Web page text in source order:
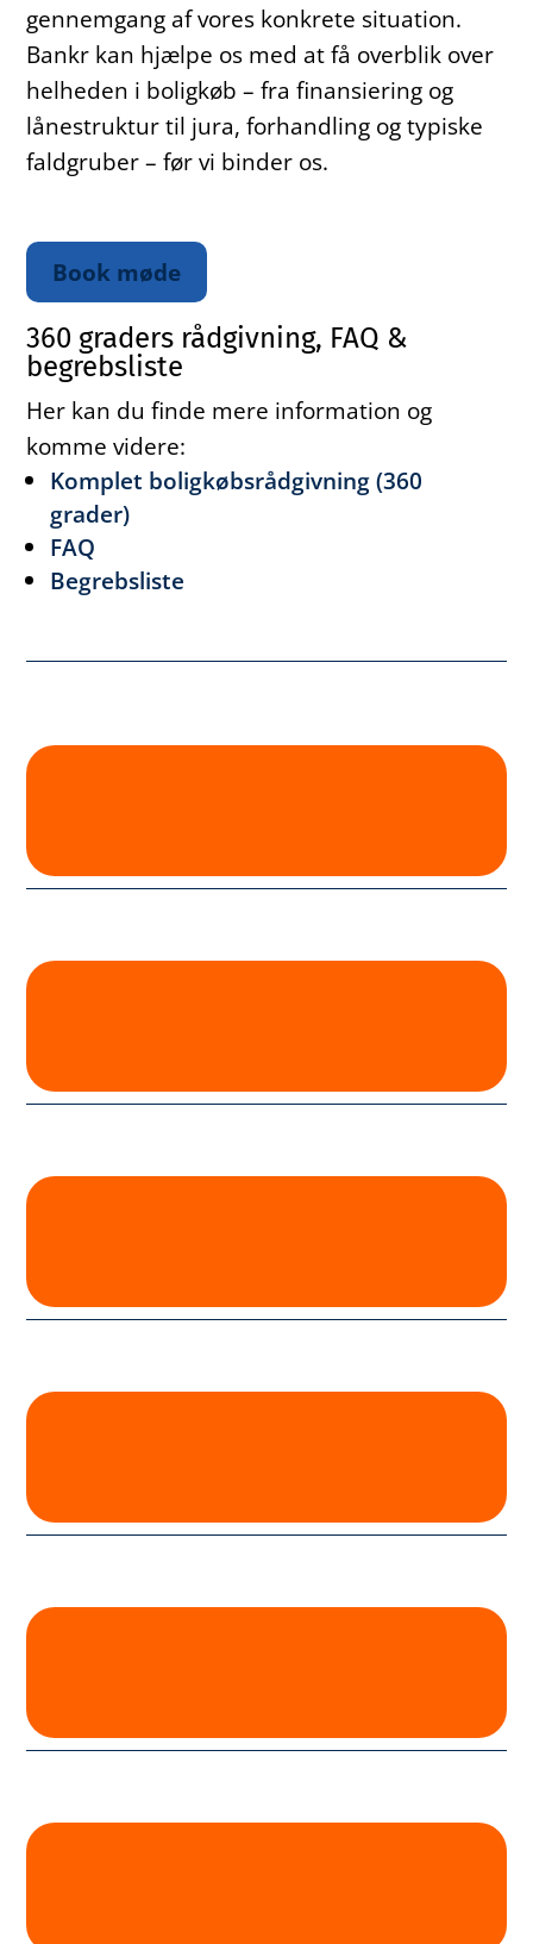
gennemgang af vores konkrete situation.
Bankr kan hjælpe os med at få overblik over
helheden i boligkøb – fra finansiering og
lånestruktur til jura, forhandling og typiske
faldgruber – før vi binder os.
Book møde
360 graders rådgivning, FAQ &
begrebsliste
Her kan du finde mere information og
komme videre:
Komplet boligkøbsrådgivning (360
grader)
FAQ
Begrebsliste